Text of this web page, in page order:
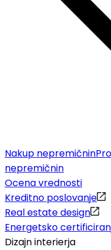
Nakup nepremičnin
nepremičnin
Ocena vrednosti
Kreditno poslovanje
Real estate design
Energetsko
Dizajn interierja